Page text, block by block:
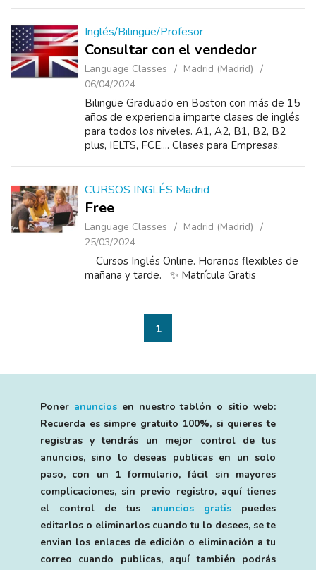
Inglés/Bilingüe/Profesor
Consultar con el vendedor
Language Classes
Madrid (Madrid)
06/04/2024
Bilingüe Graduado en Boston con más de 15
años de experiencia imparte clases de inglés
para todos los niveles. A1, A2, B1, B2, B2
plus, IELTS, FCE,... Clases para Empresas,
CURSOS INGLÉS Madrid
Free
Language Classes
Madrid (Madrid)
25/03/2024
Cursos Inglés Online. Horarios flexibles de
mañana y tarde. ✨ Matrícula Gratis
1
Poner anunciosen nuestro tablón o sitio web:
Recuerda es simpre gratuito 100%, si quieres te
registras y tendrás un mejor control de tus
anuncios, sino lo deseas publicas en un solo
paso, con un 1 formulario, fácil sin mayores
complicaciones, sin previo registro, aquí tienes
el control de tus anuncios gratispuedes
editarlos o eliminarlos cuando tu lo desees, se te
envian los enlaces de edición o eliminación a tu
correo cuando publicas, aquí también podrás